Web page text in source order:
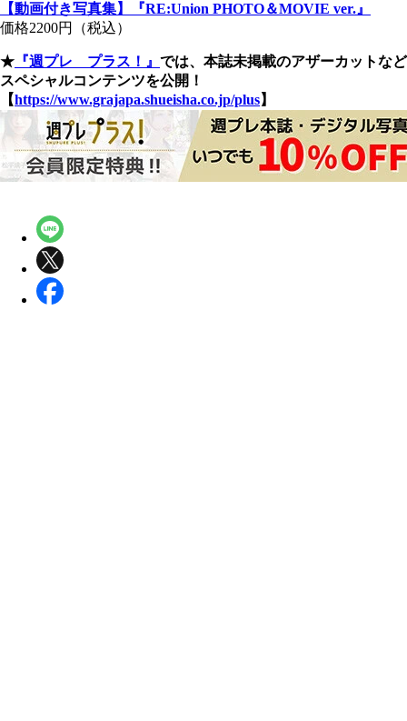
【動画付き写真集】『RE:Union PHOTO＆MOVIE ver.』
価格2200円（税込）
★ 『週プレ プラス！』 では、本誌未掲載のアザーカットなど
スペシャルコンテンツを公開！
【https://www.grajapa.shueisha.co.jp/plus】